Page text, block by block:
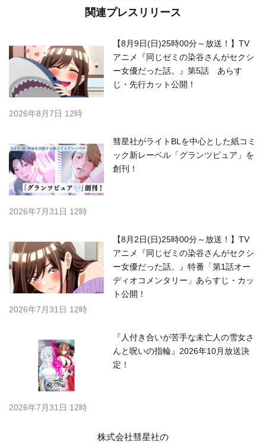
関連プレスリリース
【8月9日(日)25時00分～放送！】TV
アニメ『同じゼミの染谷さんがセクシ
ー女優だった話。』第5話 あらす
じ・先行カット公開！
2026年8月7日 12時
彗星社がライトBLを中心とした紙コミ
ック新レーベル「グランツピュア」を
創刊！
2026年7月31日 12時
【8月2日(日)25時00分～放送！】TV
アニメ『同じゼミの染谷さんがセクシ
ー女優だった話。』特番「第1話オー
ディオコメンタリー」あらすじ・カッ
ト公開！
2026年7月31日 12時
『人付き合いが苦手な未亡人の雪女さ
んと呪いの指輪』2026年10月放送決
定！
2026年7月31日 12時
株式会社彗星社の